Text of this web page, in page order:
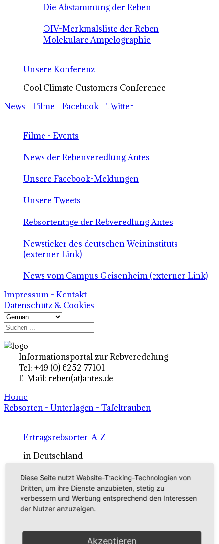
Die Abstammung der Reben
OIV-Merkmalsliste der Reben
Molekulare Ampelographie
Unsere Konferenz
Cool Climate Customers Conference
News - Filme - Facebook - Twitter
Filme - Events
News der Rebenveredlung Antes
Unsere Facebook-Meldungen
Unsere Tweets
Rebsortentage der Rebveredlung Antes
Newsticker des deutschen Weininstituts
(externer Link)
News vom Campus Geisenheim (externer Link)
Impressum - Kontakt
Datenschutz & Cookies
Informationsportal zur Rebveredelung
Tel: +49 (0) 6252 77101
E-Mail: reben(at)antes.de
Home
Rebsorten - Unterlagen - Tafeltrauben
Ertragsrebsorten A-Z
in Deutschland
Rebsorten international
externe Links
Tafeltraubensorten
Diese Seite nutzt Website-Tracking-Technologien von
Dritten, um ihre Dienste anzubieten, stetig zu
verbessern und Werbung entsprechend den Interessen
der Nutzer anzuzeigen.
Akzeptieren